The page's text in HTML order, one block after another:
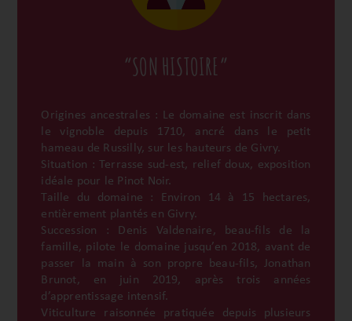
“SON HISTOIRE”
Origines ancestrales : Le domaine est inscrit dans
le vignoble depuis 1710, ancré dans le petit
hameau de Russilly, sur les hauteurs de Givry.
Situation : Terrasse sud-est, relief doux, exposition
idéale pour le Pinot Noir.
Taille du domaine : Environ 14 à 15 hectares,
entièrement plantés en Givry.
Succession : Denis Valdenaire, beau-fils de la
famille, pilote le domaine jusqu’en 2018, avant de
passer la main à son propre beau-fils, Jonathan
Brunot, en juin 2019, après trois années
d’apprentissage intensif.
Viticulture raisonnée pratiquée depuis plusieurs